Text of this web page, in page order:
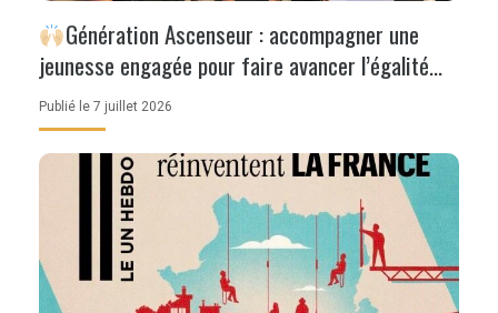
Génération Ascenseur : accompagner une
jeunesse engagée pour faire avancer l’égalité
des chances
Publié le 7 juillet 2026